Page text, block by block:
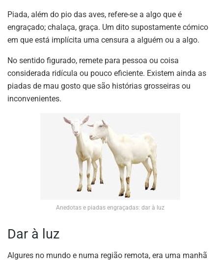
Piada, além do pio das aves, refere-se a algo que é
engraçado; chalaça, graça. Um dito supostamente cómico
em que está implícita uma censura a alguém ou a algo.
No sentido figurado, remete para pessoa ou coisa
considerada ridícula ou pouco eficiente. Existem ainda as
piadas de mau gosto que são histórias grosseiras ou
inconvenientes.
Anedotas e piadas engraçadas: dar à luz
Dar à luz
Algures no mundo e numa região remota, era uma manhã